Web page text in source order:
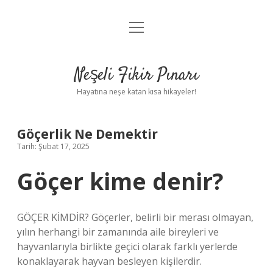
Anasayfa
Yasal Uyarı
menüyü
Neşeli Fikir Pınarı
Hayatına neşe katan kısa hikayeler!
Göçerlik Ne Demektir
Tarih: Şubat 17, 2025
Göçer kime denir?
GÖÇER KİMDİR? Göçerler, belirli bir merası olmayan,
yılın herhangi bir zamanında aile bireyleri ve
hayvanlarıyla birlikte geçici olarak farklı yerlerde
konaklayarak hayvan besleyen kişilerdir.